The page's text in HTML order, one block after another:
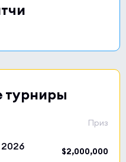
турниры
Приз
$2,000,000